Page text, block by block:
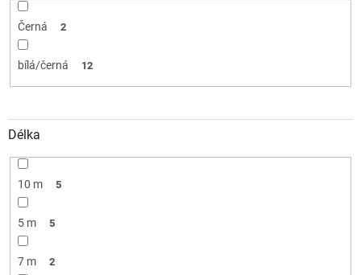
Černá 2
bílá/černá 12
Délka
10 m 5
5 m 5
7 m 2